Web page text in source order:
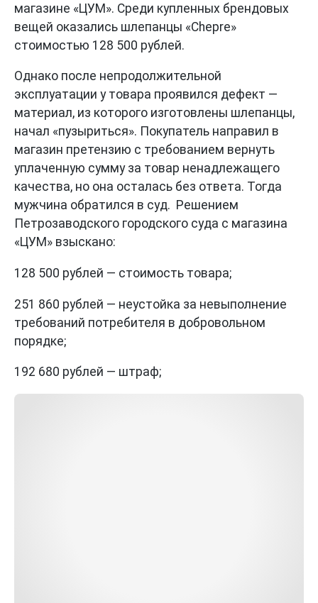
магазине «ЦУМ». Среди купленных брендовых
вещей оказались шлепанцы «Chepre»
стоимостью 128 500 рублей.
Однако после непродолжительной
эксплуатации у товара проявился дефект —
материал, из которого изготовлены шлепанцы,
начал «пузыриться». Покупатель направил в
магазин претензию с требованием вернуть
уплаченную сумму за товар ненадлежащего
качества, но она осталась без ответа. Тогда
мужчина обратился в суд. Решением
Петрозаводского городского суда с магазина
«ЦУМ» взыскано:
128 500 рублей — стоимость товара;
251 860 рублей — неустойка за невыполнение
требований потребителя в добровольном
порядке;
192 680 рублей — штраф;